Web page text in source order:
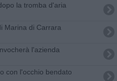
la tromba d'aria
Marina di Carrara
l'azienda
con l'occhio bendato